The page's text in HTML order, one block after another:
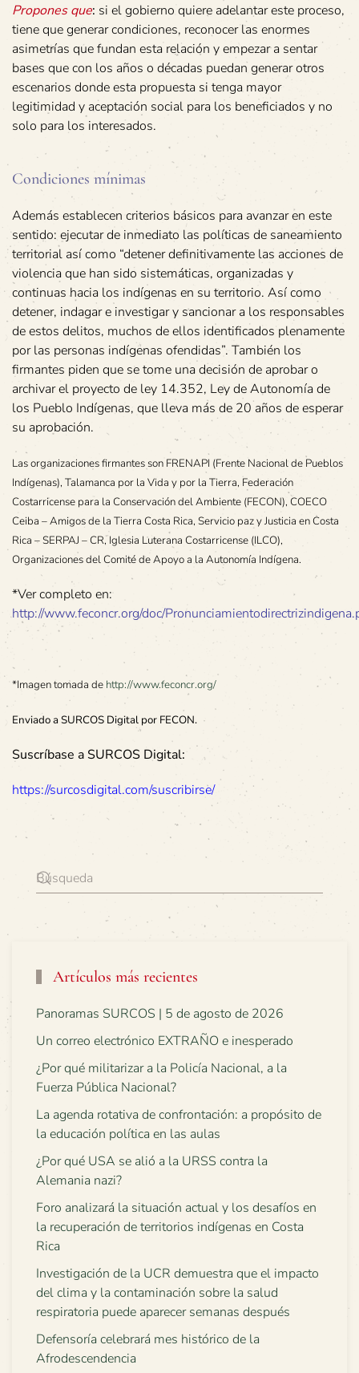
Propones que: si el gobierno quiere adelantar este proceso,
tiene que generar condiciones, reconocer las enormes
asimetrías que fundan esta relación y empezar a sentar
bases que con los años o décadas puedan generar otros
escenarios donde esta propuesta si tenga mayor
legitimidad y aceptación social para los beneficiados y no
solo para los interesados.
Condiciones mínimas
Además establecen criterios básicos para avanzar en este
sentido: ejecutar de inmediato las políticas de saneamiento
territorial así como “detener definitivamente las acciones de
violencia que han sido sistemáticas, organizadas y
continuas hacia los indígenas en su territorio. Así como
detener, indagar e investigar y sancionar a los responsables
de estos delitos, muchos de ellos identificados plenamente
por las personas indígenas ofendidas”. También los
firmantes piden que se tome una decisión de aprobar o
archivar el proyecto de ley 14.352, Ley de Autonomía de
los Pueblo Indígenas, que lleva más de 20 años de esperar
su aprobación.
Las organizaciones firmantes son FRENAPI (Frente Nacional de Pueblos
Indígenas), Talamanca por la Vida y por la Tierra, Federación
Costarricense para la Conservación del Ambiente (FECON), COECO
Ceiba – Amigos de la Tierra Costa Rica, Servicio paz y Justicia en Costa
Rica – SERPAJ – CR, Iglesia Luterana Costarricense (ILCO),
Organizaciones del Comité de Apoyo a la Autonomía Indígena.
*Ver completo en:
http://www.feconcr.org/doc/
*Imagen tomada de http://www.feconcr.org/
Enviado a SURCOS Digital por FECON.
Suscríbase a SURCOS Digital:
https://surcosdigital.com/suscribirse/
Artículos más recientes
Panoramas SURCOS | 5 de agosto de 2026
Un correo electrónico EXTRAÑO e inesperado
¿Por qué militarizar a la Policía Nacional, a la
Fuerza Pública Nacional?
La agenda rotativa de confrontación: a propósito de
la educación política en las aulas
¿Por qué USA se alió a la URSS contra la
Alemania nazi?
Foro analizará la situación actual y los desafíos en
la recuperación de territorios indígenas en Costa
Rica
Investigación de la UCR demuestra que el impacto
del clima y la contaminación sobre la salud
respiratoria puede aparecer semanas después
Defensoría celebrará mes histórico de la
Afrodescendencia